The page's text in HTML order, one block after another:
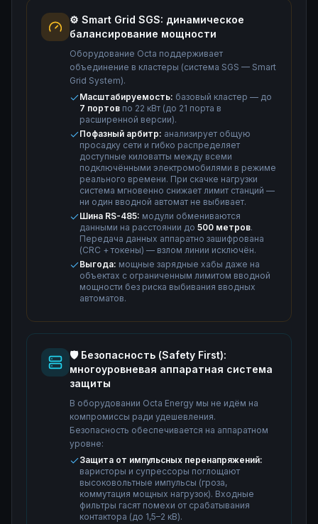
⚙️ Smart Grid SGS: динамическое
балансирование мощности
Оборудование Octa поддерживает
объединение в кластеры (система SGS — Smart
Grid System).
Масштабируемость: базовый кластер — до
7 портов по 22 кВт (до 21 порта в
расширенной версии).
Пофазный арбитр: анализирует общую
просадку сети и гибко распределяет
доступные киловатты между всеми
подключёнными электромобилями в режиме
реального времени. При скачке нагрузки
система мгновенно снижает лимит станций —
ни один вводной автомат не выбивает.
Шина RS-485: модули обмениваются
данными на расстоянии до 500 метров.
Передача данных аппаратно зашифрована
(CRC + токены) — взлом линии исключён.
Выгода: мощные зарядные хабы даже на
объектах с ограниченным лимитом вводной
мощности без риска выбивания вводных
автоматов.
🛡️ Безопасность (Safety First):
многоуровневая аппаратная система
защиты
В оборудовании Octa Energy мы не идём на
компромиссы ради удешевления.
Безопасность обеспечивается на аппаратном
уровне:
Защита от импульсных перенапряжений:
варисторы и супрессоры поглощают
высоковольтные импульсы (гроза,
коммутация мощных нагрузок). Входные
фильтры гасят помехи от срабатывания
контактора (до 1,5–2 кВ).